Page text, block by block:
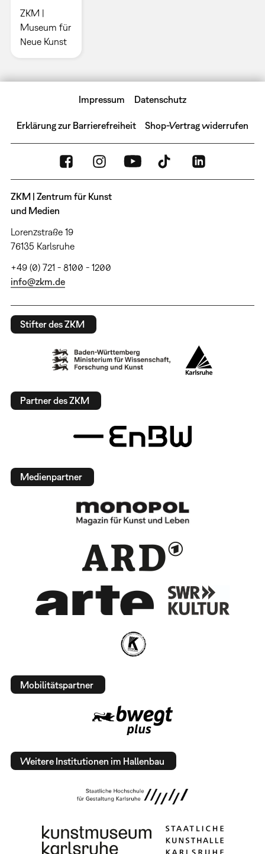
ZKM |
Museum für
Neue Kunst
Impressum Datenschutz
Erklärung zur Barrierefreiheit Shop-Vertrag widerrufen
ZKM | Zentrum für Kunst
und Medien
Lorenzstraße 19
76135 Karlsruhe
+49 (0) 721 - 8100 - 1200
info@zkm.de
Stifter des ZKM
Partner des ZKM
Medienpartner
Mobilitätspartner
Weitere Institutionen im Hallenbau